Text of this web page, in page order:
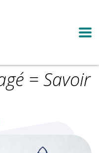
= Savoir